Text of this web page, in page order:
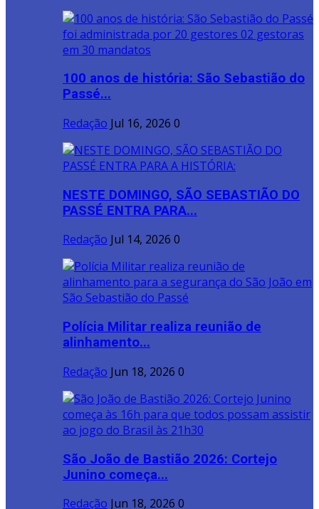
100 anos de história: São Sebastião do
Passé...
Redação Jul 16, 2026 0
NESTE DOMINGO, SÃO SEBASTIÃO DO
PASSÉ ENTRA PARA...
Redação Jul 14, 2026 0
Polícia Militar realiza reunião de
alinhamento...
Redação Jun 18, 2026 0
São João de Bastião 2026: Cortejo
Junino começa...
Redação Jun 18, 2026 0